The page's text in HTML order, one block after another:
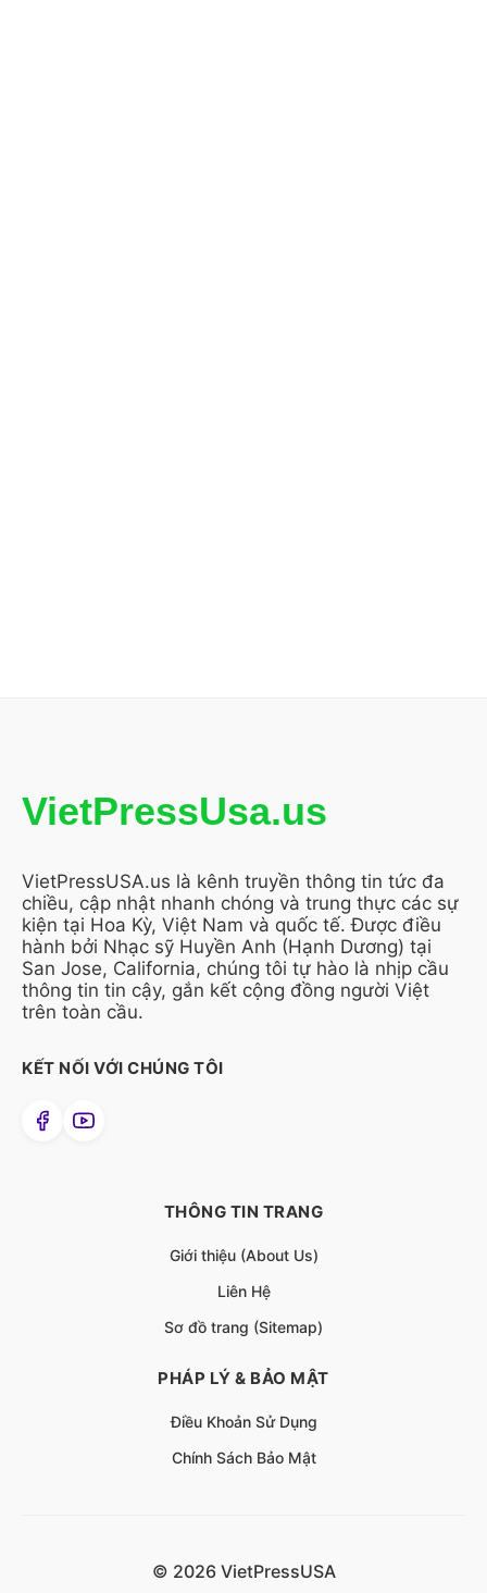
VietPressUsa.us
VietPressUSA.us là kênh truyền thông tin tức đa
chiều, cập nhật nhanh chóng và trung thực các sự
kiện tại Hoa Kỳ, Việt Nam và quốc tế. Được điều
hành bởi Nhạc sỹ Huyền Anh (Hạnh Dương) tại
San Jose, California, chúng tôi tự hào là nhịp cầu
thông tin tin cậy, gắn kết cộng đồng người Việt
trên toàn cầu.
KẾT NỐI VỚI CHÚNG TÔI
THÔNG TIN TRANG
Giới thiệu (About Us)
Liên Hệ
Sơ đồ trang (Sitemap)
PHÁP LÝ & BẢO MẬT
Điều Khoản Sử Dụng
Chính Sách Bảo Mật
© 2026 VietPressUSA